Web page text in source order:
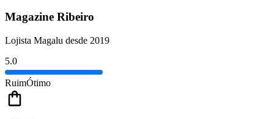
Magazine Ribeiro
Lojista Magalu desde 2019
5.0
RuimÓtimo